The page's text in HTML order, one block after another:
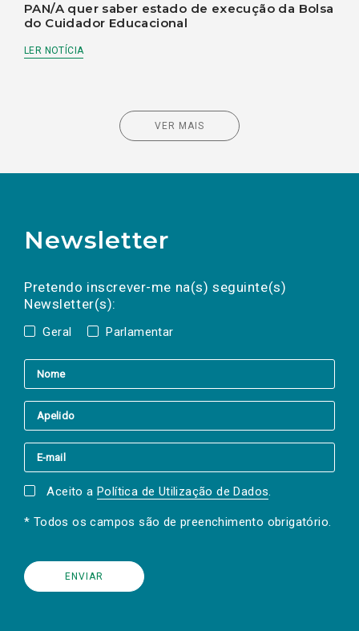
PAN/A quer saber estado de execução da Bolsa
do Cuidador Educacional
LER NOTÍCIA
VER MAIS
Newsletter
Pretendo inscrever-me na(s) seguinte(s)
Newsletter(s):
Geral Parlamentar
a(s) newsletter(s).
mail
Aceito a Política de Utilização de Dados.
* Todos os campos são de preenchimento obrigatório.